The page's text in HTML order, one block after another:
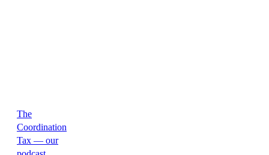
The
Coordination
Tax — our